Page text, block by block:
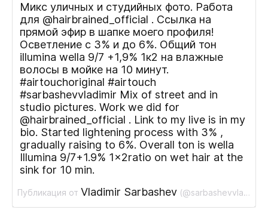
Микс уличных и студийных фото. Работа
для @hairbrained_official . Ссылка на
прямой эфир в шапке моего профиля!
Осветление с 3% и до 6%. Общий тон
illumina wella 9/7 +1,9% 1к2 на влажные
волосы в мойке на 10 минут.
#airtouchoriginal #airtouch
#sarbashevvladimir Mix of street and in
studio pictures. Work we did for
@hairbrained_official . Link to my live is in my
bio. Started lightening process with 3% ,
gradually raising to 6%. Overall ton is wella
Illumina 9/7+1.9% 1×2ratio on wet hair at the
sink for 10 min.
Публикация от Vladimir Sarbashev (@sarbashevvladimir)